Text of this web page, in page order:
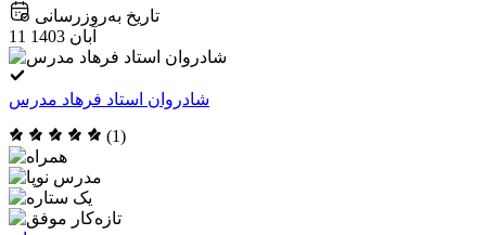
تاریخ به‌روزرسانی
11 آبان 1403
شادروان استاد فرهاد مدرس
(1)